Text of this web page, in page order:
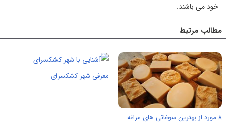
خود می باشند.
مطالب مرتبط
۸ مورد از بهترین سوغاتی های مراغه
معرفی شهر کشکسرای